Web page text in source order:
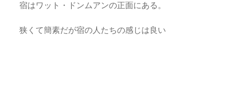
宿はワット・ドンムアンの正面にある。
狭くて簡素だが宿の人たちの感じは良い